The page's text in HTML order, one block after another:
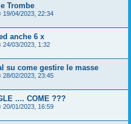
Trombe
19/04/2023, 22:34
anche 6 x
24/03/2023, 1:32
su come gestire le masse
28/02/2023, 23:45
.... COME ???
20/01/2023, 16:59